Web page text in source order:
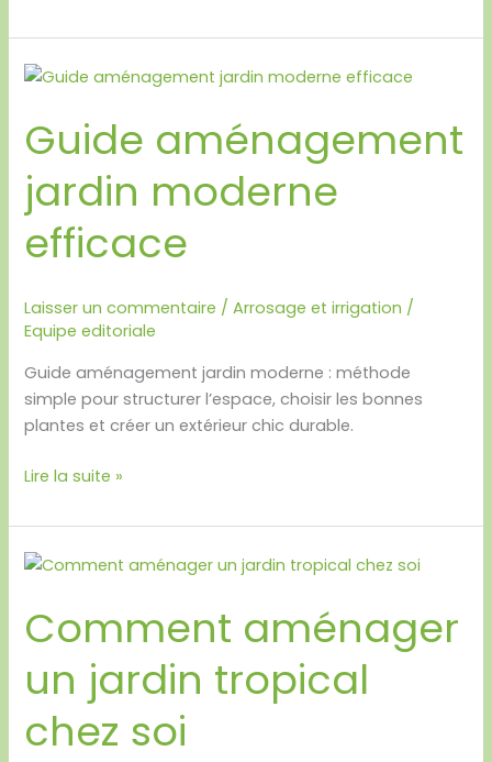
Guide aménagement
jardin moderne
efficace
Laisser un commentaire /Arrosage et irrigation /
Equipe editoriale
Guide aménagement jardin moderne : méthode
simple pour structurer l’espace, choisir les bonnes
plantes et créer un extérieur chic durable.
Guide
jardin
moderne
efficace
Lire la suite »
Comment aménager
un jardin tropical
chez soi
Comment
un
jardin
tropical
chez
soi